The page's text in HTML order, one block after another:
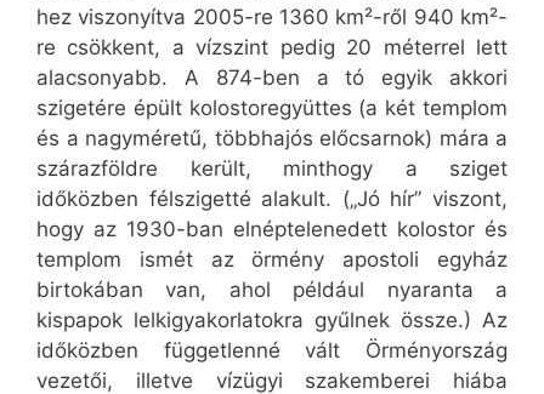
hez viszonyítva 2005-re 1360 km²-ről 940 km²-
re csökkent, a vízszint pedig 20 méterrel lett
alacsonyabb. A 874-ben a tó egyik akkori
szigetére épült kolostoregyüttes (a két templom
és a nagyméretű, többhajós előcsarnok) mára a
szárazföldre került, minthogy a sziget
időközben félszigetté alakult. („Jó hír” viszont,
hogy az 1930-ban elnéptelenedett kolostor és
templom ismét az örmény apostoli egyház
birtokában van, ahol például nyaranta a
kispapok lelkigyakorlatokra gyűlnek össze.) Az
időközben függetlenné vált Örményország
vezetői, illetve vízügyi szakemberei hiába